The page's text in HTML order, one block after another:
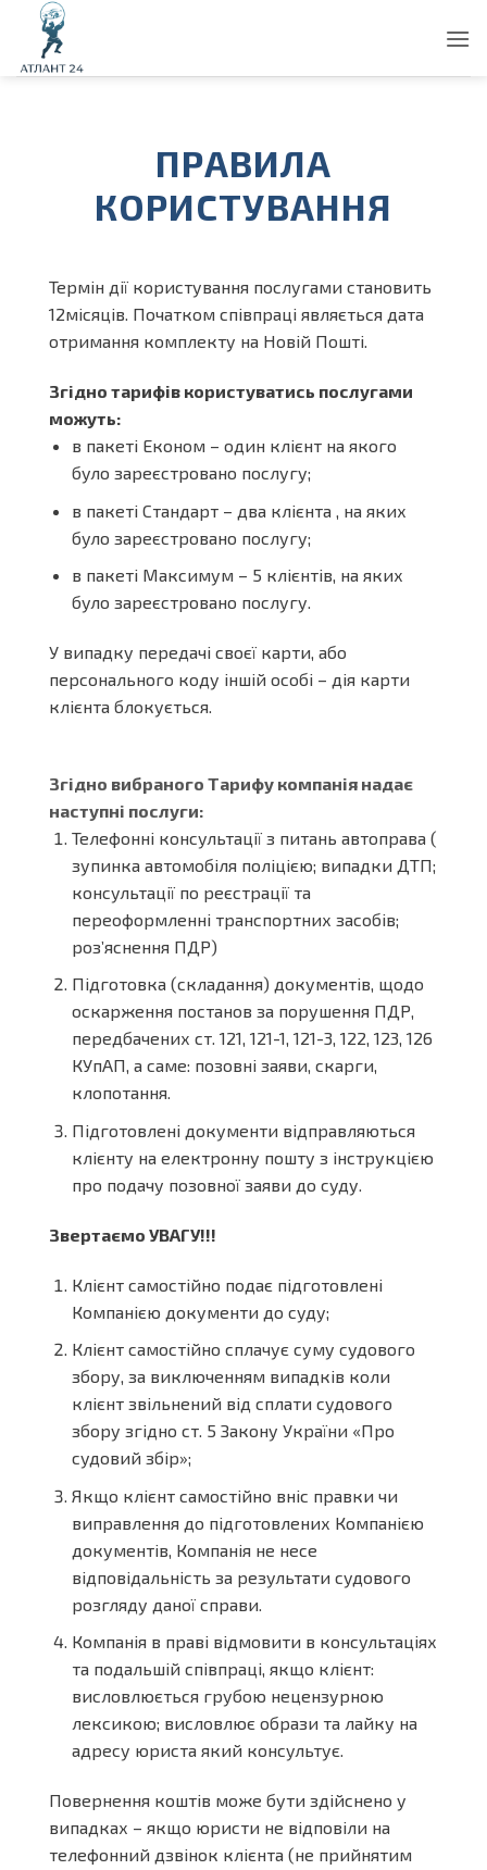
Пропустити
ПРАВИЛА
КОРИСТУВАННЯ
Термін дії користування послугами становить
12місяців. Початком співпраці являється дата
отримання комплекту на Новій Пошті.
Згідно тарифів користуватись послугами
можуть:
в пакеті Економ – один клієнт на якого
було зареєстровано послугу;
в пакеті Стандарт – два клієнта , на яких
було зареєстровано послугу;
в пакеті Максимум – 5 клієнтів, на яких
було зареєстровано послугу.
У випадку передачі своєї карти, або
персонального коду іншій особі – дія карти
клієнта блокується.
Згідно вибраного Тарифу компанія надає
наступні послуги:
Телефонні консультації з питань автоправа (
зупинка автомобіля поліцією; випадки ДТП;
консультації по реєстрації та
переоформленні транспортних засобів;
розʼяснення ПДР)
Підготовка (складання) документів, щодо
оскарження постанов за порушення ПДР,
передбачених ст. 121, 121-1, 121-3, 122, 123, 126
КУпАП, а саме: позовні заяви, скарги,
клопотання.
Підготовлені документи відправляються
клієнту на електронну пошту з інструкцією
про подачу позовної заяви до суду.
Звертаємо УВАГУ!!!
Клієнт самостійно подає підготовлені
Компанією документи до суду;
Клієнт самостійно сплачує суму судового
збору, за виключенням випадків коли
клієнт звільнений від сплати судового
збору згідно ст. 5 Закону України «Про
судовий збір»;
Якщо клієнт самостійно вніс правки чи
виправлення до підготовлених Компанією
документів, Компанія не несе
відповідальність за результати судового
розгляду даної справи.
Компанія в праві відмовити в консультаціях
та подальшій співпраці, якщо клієнт:
висловлюється грубою нецензурною
лексикою; висловлює образи та лайку на
адресу юриста який консультує.
Повернення коштів може бути здійснено у
випадках – якщо юристи не відповіли на
телефонний дзвінок клієнта (не прийнятим